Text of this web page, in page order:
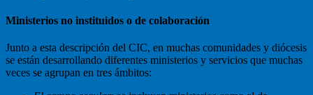
Ministerios no instituidos o de colaboración
Junto a esta descripción del CIC, en muchas comunidades y diócesis
se están desarrollando diferentes ministerios y servicios que muchas
veces se agrupan en tres ámbitos: